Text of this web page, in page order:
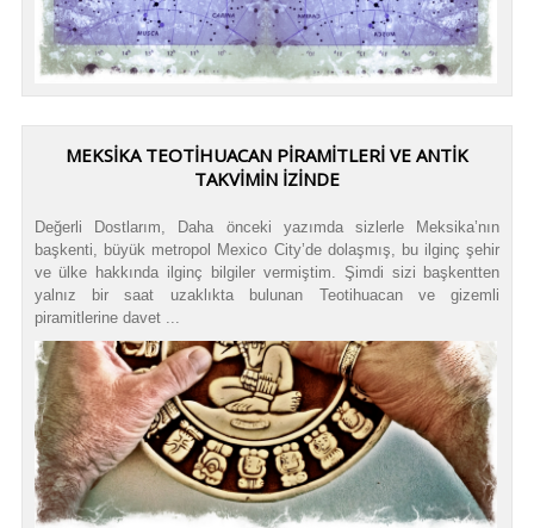
MEKSIKA TEOTIHUACAN PIRAMITLERI VE ANTIK
TAKVIMIN İZINDE
Değerli Dostlarım, Daha önceki yazımda sizlerle Meksika’nın
başkenti, büyük metropol Mexico City’de dolaşmış, bu ilginç şehir
ve ülke hakkında ilginç bilgiler vermiştim. Şimdi sizi başkentten
yalnız bir saat uzaklıkta bulunan Teotihuacan ve gizemli
piramitlerine davet ...